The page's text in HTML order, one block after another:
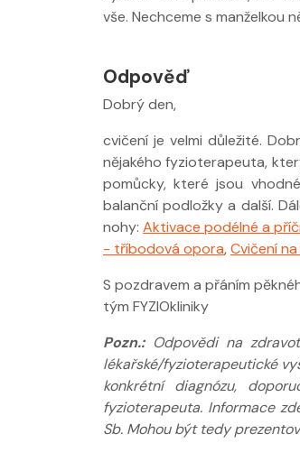
vše. Nechceme s manželkou
Odpověď
Dobrý den,
cvičení je velmi důležité.
nějakého fyzioterapeuta,
pomůcky, které jsou
balanční podložky a další.
nohy:Aktivace podélné a
- tříbodová opora,Cvičení
S pozdravem a přáním
tým FYZIOkliniky
Pozn.:Odpovědi na
lékařské/fyzioterapeutické
konkrétní diagnózu,
fyzioterapeuta. Informace
Sb. Mohou být tedy